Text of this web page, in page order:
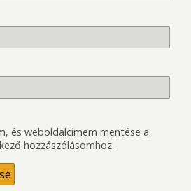
és weboldalcímem mentése a
hozzászólásomhoz.